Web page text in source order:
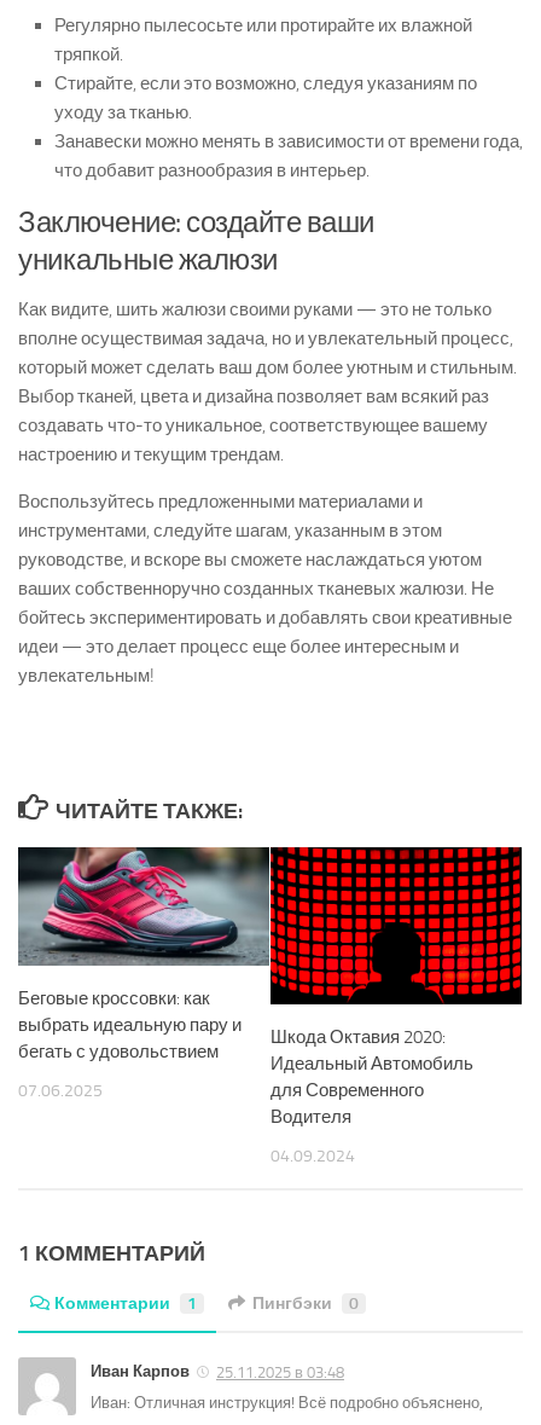
Регулярно пылесосьте или протирайте их влажной
тряпкой.
Стирайте, если это возможно, следуя указаниям по
уходу за тканью.
Занавески можно менять в зависимости от времени года,
что добавит разнообразия в интерьер.
Заключение: создайте ваши
уникальные жалюзи
Как видите, шить жалюзи своими руками — это не только
вполне осуществимая задача, но и увлекательный процесс,
который может сделать ваш дом более уютным и стильным.
Выбор тканей, цвета и дизайна позволяет вам всякий раз
создавать что-то уникальное, соответствующее вашему
настроению и текущим трендам.
Воспользуйтесь предложенными материалами и
инструментами, следуйте шагам, указанным в этом
руководстве, и вскоре вы сможете наслаждаться уютом
ваших собственноручно созданных тканевых жалюзи. Не
бойтесь экспериментировать и добавлять свои креативные
идеи — это делает процесс еще более интересным и
увлекательным!
ЧИТАЙТЕ ТАКЖЕ:
Беговые кроссовки: как
выбрать идеальную пару и
бегать с удовольствием
07.06.2025
Шкода Октавия 2020:
Идеальный Автомобиль
для Современного
Водителя
04.09.2024
1 КОММЕНТАРИЙ
Комментарии 1 Пингбэки 0
Иван Карпов
25.11.2025 в 03:48
Иван: Отличная инструкция! Всё подробно объяснено,